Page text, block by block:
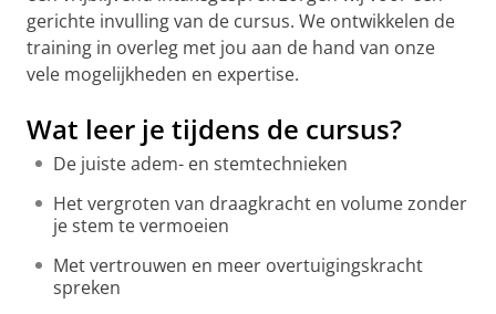
gerichte invulling van de cursus. We ontwikkelen de
training in overleg met jou aan de hand van onze
vele mogelijkheden en expertise.
Wat leer je tijdens de cursus?
De juiste adem- en stemtechnieken
Het vergroten van draagkracht en volume zonder
je stem te vermoeien
Met vertrouwen en meer overtuigingskracht
spreken